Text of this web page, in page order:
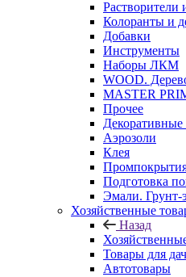
Растворители
Колоранты и
Добавки
Инструменты
Наборы ЛКМ
WOOD.
MASTER
Прочее
Аэрозоли
Клея
Подготовка
Эмали. Грунт-
Хозяйственные
Назад
Товары для
Автотовары